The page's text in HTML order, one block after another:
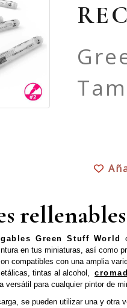
Green Stuff World
en tus miniaturas, así como
compatibles con una amplia
tintas al alcohol,
versátil para cualquier pintor de
se pueden utilizar una y otra